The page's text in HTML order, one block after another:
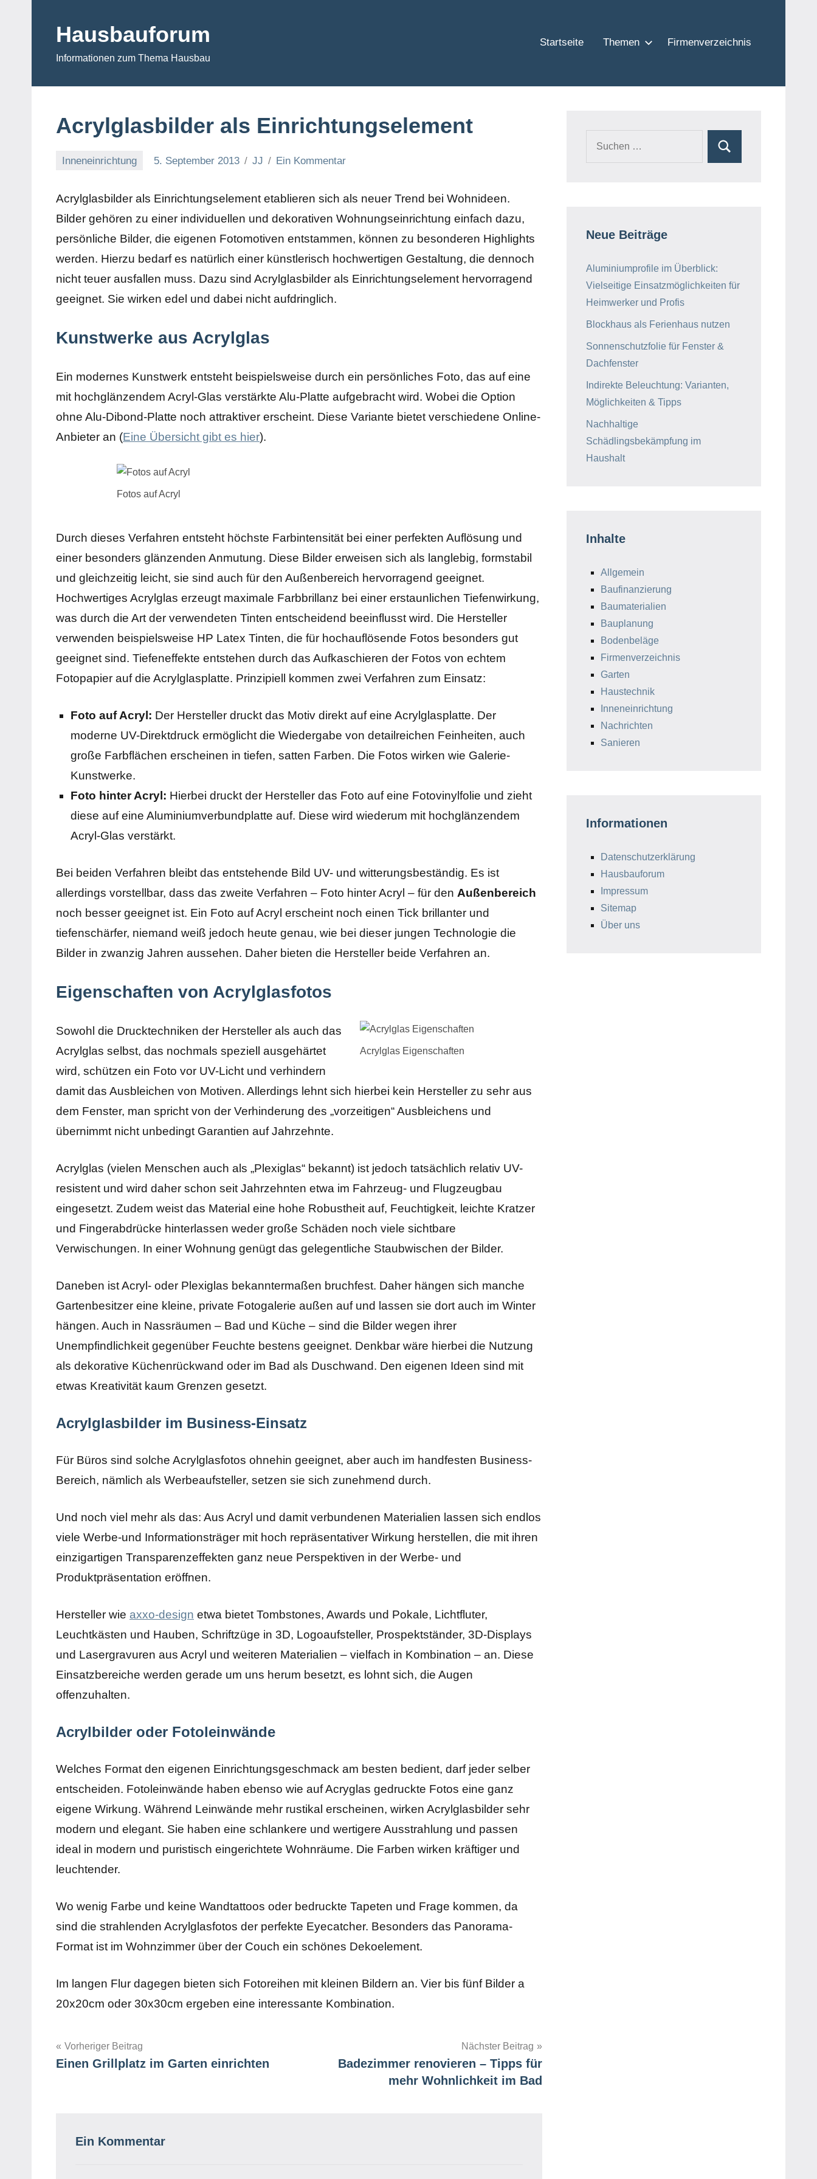
springenHausbauforum
Informationen zum Thema Hausbau
Startseite Themen Firmenverzeichnis
Acrylglasbilder als Einrichtungselement
Inneneinrichtung 5. September 2013 JJ Ein Kommentar
Acrylglasbilder als Einrichtungselement etablieren sich als neuer Trend bei Wohnideen.
Bilder gehören zu einer individuellen und dekorativen Wohnungseinrichtung einfach dazu,
persönliche Bilder, die eigenen Fotomotiven entstammen, können zu besonderen Highlights
werden. Hierzu bedarf es natürlich einer künstlerisch hochwertigen Gestaltung, die dennoch
nicht teuer ausfallen muss. Dazu sind Acrylglasbilder als Einrichtungselement hervorragend
geeignet. Sie wirken edel und dabei nicht aufdringlich.
Kunstwerke aus Acrylglas
Ein modernes Kunstwerk entsteht beispielsweise durch ein persönliches Foto, das auf eine
mit hochglänzendem Acryl-Glas verstärkte Alu-Platte aufgebracht wird. Wobei die Option
ohne Alu-Dibond-Platte noch attraktiver erscheint. Diese Variante bietet verschiedene Online-
Anbieter an (Eine Übersicht gibt es hier).
Fotos auf Acryl
Durch dieses Verfahren entsteht höchste Farbintensität bei einer perfekten Auflösung und
einer besonders glänzenden Anmutung. Diese Bilder erweisen sich als langlebig, formstabil
und gleichzeitig leicht, sie sind auch für den Außenbereich hervorragend geeignet.
Hochwertiges Acrylglas erzeugt maximale Farbbrillanz bei einer erstaunlichen Tiefenwirkung,
was durch die Art der verwendeten Tinten entscheidend beeinflusst wird. Die Hersteller
verwenden beispielsweise HP Latex Tinten, die für hochauflösende Fotos besonders gut
geeignet sind. Tiefeneffekte entstehen durch das Aufkaschieren der Fotos von echtem
Fotopapier auf die Acrylglasplatte. Prinzipiell kommen zwei Verfahren zum Einsatz:
Foto auf Acryl: Der Hersteller druckt das Motiv direkt auf eine Acrylglasplatte. Der
moderne UV-Direktdruck ermöglicht die Wiedergabe von detailreichen Feinheiten, auch
große Farbflächen erscheinen in tiefen, satten Farben. Die Fotos wirken wie Galerie-
Kunstwerke.
Foto hinter Acryl: Hierbei druckt der Hersteller das Foto auf eine Fotovinylfolie und zieht
diese auf eine Aluminiumverbundplatte auf. Diese wird wiederum mit hochglänzendem
Acryl-Glas verstärkt.
Bei beiden Verfahren bleibt das entstehende Bild UV- und witterungsbeständig. Es ist
allerdings vorstellbar, dass das zweite Verfahren – Foto hinter Acryl – für den Außenbereich
noch besser geeignet ist. Ein Foto auf Acryl erscheint noch einen Tick brillanter und
tiefenschärfer, niemand weiß jedoch heute genau, wie bei dieser jungen Technologie die
Bilder in zwanzig Jahren aussehen. Daher bieten die Hersteller beide Verfahren an.
Eigenschaften von Acrylglasfotos
Acrylglas Eigenschaften
Sowohl die Drucktechniken der Hersteller als auch das
Acrylglas selbst, das nochmals speziell ausgehärtet
wird, schützen ein Foto vor UV-Licht und verhindern
damit das Ausbleichen von Motiven. Allerdings lehnt sich hierbei kein Hersteller zu sehr aus
dem Fenster, man spricht von der Verhinderung des „vorzeitigen“ Ausbleichens und
übernimmt nicht unbedingt Garantien auf Jahrzehnte.
Acrylglas (vielen Menschen auch als „Plexiglas“ bekannt) ist jedoch tatsächlich relativ UV-
resistent und wird daher schon seit Jahrzehnten etwa im Fahrzeug- und Flugzeugbau
eingesetzt. Zudem weist das Material eine hohe Robustheit auf, Feuchtigkeit, leichte Kratzer
und Fingerabdrücke hinterlassen weder große Schäden noch viele sichtbare
Verwischungen. In einer Wohnung genügt das gelegentliche Staubwischen der Bilder.
Daneben ist Acryl- oder Plexiglas bekanntermaßen bruchfest. Daher hängen sich manche
Gartenbesitzer eine kleine, private Fotogalerie außen auf und lassen sie dort auch im Winter
hängen. Auch in Nassräumen – Bad und Küche – sind die Bilder wegen ihrer
Unempfindlichkeit gegenüber Feuchte bestens geeignet. Denkbar wäre hierbei die Nutzung
als dekorative Küchenrückwand oder im Bad als Duschwand. Den eigenen Ideen sind mit
etwas Kreativität kaum Grenzen gesetzt.
Acrylglasbilder im Business-Einsatz
Für Büros sind solche Acrylglasfotos ohnehin geeignet, aber auch im handfesten Business-
Bereich, nämlich als Werbeaufsteller, setzen sie sich zunehmend durch.
Und noch viel mehr als das: Aus Acryl und damit verbundenen Materialien lassen sich endlos
viele Werbe-und Informationsträger mit hoch repräsentativer Wirkung herstellen, die mit ihren
einzigartigen Transparenzeffekten ganz neue Perspektiven in der Werbe- und
Produktpräsentation eröffnen.
Hersteller wie axxo-design etwa bietet Tombstones, Awards und Pokale, Lichtfluter,
Leuchtkästen und Hauben, Schriftzüge in 3D, Logoaufsteller, Prospektständer, 3D-Displays
und Lasergravuren aus Acryl und weiteren Materialien – vielfach in Kombination – an. Diese
Einsatzbereiche werden gerade um uns herum besetzt, es lohnt sich, die Augen
offenzuhalten.
Acrylbilder oder Fotoleinwände
Welches Format den eigenen Einrichtungsgeschmack am besten bedient, darf jeder selber
entscheiden. Fotoleinwände haben ebenso wie auf Acryglas gedruckte Fotos eine ganz
eigene Wirkung. Während Leinwände mehr rustikal erscheinen, wirken Acrylglasbilder sehr
modern und elegant. Sie haben eine schlankere und wertigere Ausstrahlung und passen
ideal in modern und puristisch eingerichtete Wohnräume. Die Farben wirken kräftiger und
leuchtender.
Wo wenig Farbe und keine Wandtattoos oder bedruckte Tapeten und Frage kommen, da
sind die strahlenden Acrylglasfotos der perfekte Eyecatcher. Besonders das Panorama-
Format ist im Wohnzimmer über der Couch ein schönes Dekoelement.
Im langen Flur dagegen bieten sich Fotoreihen mit kleinen Bildern an. Vier bis fünf Bilder a
20x20cm oder 30x30cm ergeben eine interessante Kombination.
Schlagwörter
Einrichtung
Beitragsnavigation
Vorheriger Beitrag
Einen Grillplatz im Garten einrichten
Nächster Beitrag
Badezimmer renovieren – Tipps für
mehr Wohnlichkeit im Bad
Ein Kommentar
Neue Beiträge
Aluminiumprofile im Überblick:
Vielseitige Einsatzmöglichkeiten für
Heimwerker und Profis
Blockhaus als Ferienhaus nutzen
Sonnenschutzfolie für Fenster &
Dachfenster
Indirekte Beleuchtung: Varianten,
Möglichkeiten & Tipps
Nachhaltige
Schädlingsbekämpfung im
Haushalt
Inhalte
Allgemein
Baufinanzierung
Baumaterialien
Bauplanung
Bodenbeläge
Firmenverzeichnis
Garten
Haustechnik
Inneneinrichtung
Nachrichten
Sanieren
Informationen
Datenschutzerklärung
Hausbauforum
Impressum
Sitemap
Über uns